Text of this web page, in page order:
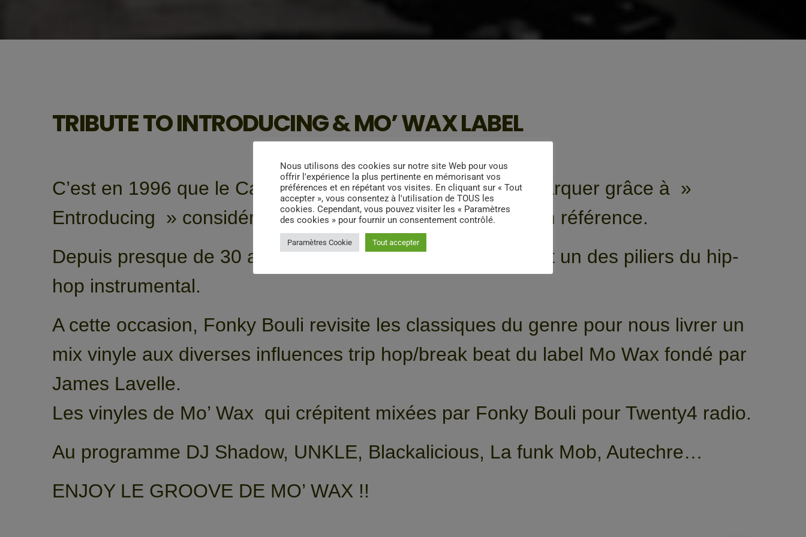
TRIBUTE TO INTRODUCING & MO’ WAX LABEL
C’est en 1996 que le Californien DJ SHADOW se fait remarquer grâce à »
Entroducing » considéré pour beaucoup comme un album référence.
Depuis presque de 30 ans, Josh Davis aka DJ Shadow est un des piliers du hip-
hop instrumental.
A cette occasion, Fonky Bouli revisite les classiques du genre pour nous livrer un
mix vinyle aux diverses influences trip hop/break beat du label Mo Wax fondé par
James Lavelle.
Les vinyles de Mo’ Wax qui crépitent mixées par Fonky Bouli pour Twenty4 radio.
Au programme DJ Shadow, UNKLE, Blackalicious, La funk Mob, Autechre…
ENJOY LE GROOVE DE MO’ WAX !!
Nous utilisons des cookies sur notre site Web pour vous
offrir l'expérience la plus pertinente en mémorisant vos
préférences et en répétant vos visites. En cliquant sur « Tout
accepter », vous consentez à l'utilisation de TOUS les
cookies. Cependant, vous pouvez visiter les « Paramètres
des cookies » pour fournir un consentement contrôlé.
Paramètres Cookie Tout accepter